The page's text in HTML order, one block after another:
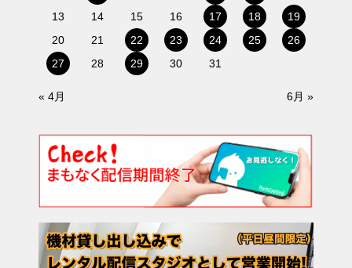
13
14 15 16 17 18
19
20
21 22 23 24 25
26
27
28 29 30 31
« 4月 6月 »